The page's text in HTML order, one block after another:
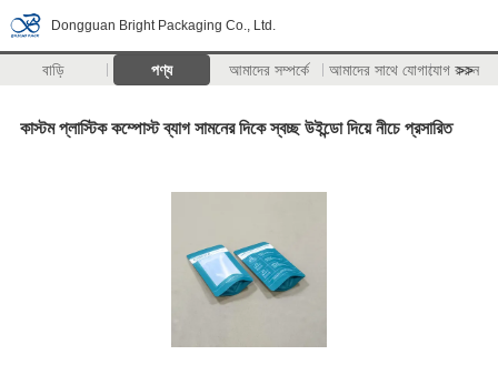
Dongguan Bright Packaging Co., Ltd.
বাড়ি পণ্য আমাদের সম্পর্কে আমাদের সাথে যোগাযোগ করুন
>>
কাস্টম প্লাস্টিক কম্পোস্ট ব্যাগ সামনের দিকে স্বচ্ছ উইন্ডো দিয়ে নীচে প্রসারিত